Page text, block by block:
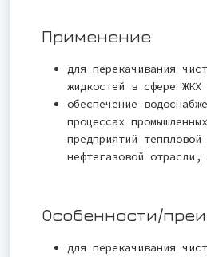
Применение
для перекачивания
жидкостей в сфере ЖКХ
обеспечение
процессах
предприятий
нефтегазовой отрасли,
Особенности/
для перекачивания